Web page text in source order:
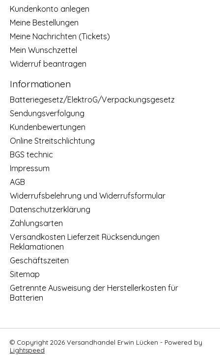
Kundenkonto anlegen
Meine Bestellungen
Meine Nachrichten (Tickets)
Mein Wunschzettel
Widerruf beantragen
Informationen
Batteriegesetz/ElektroG/Verpackungsgesetz
Sendungsverfolgung
Kundenbewertungen
Online Streitschlichtung
BGS technic
Impressum
AGB
Widerrufsbelehrung und Widerrufsformular
Datenschutzerklärung
Zahlungsarten
Versandkosten Lieferzeit Rücksendungen
Reklamationen
Geschäftszeiten
Sitemap
Getrennte Ausweisung der Herstellerkosten für
Batterien
© Copyright 2026 Versandhandel Erwin Lücken - Powered by
Lightspeed